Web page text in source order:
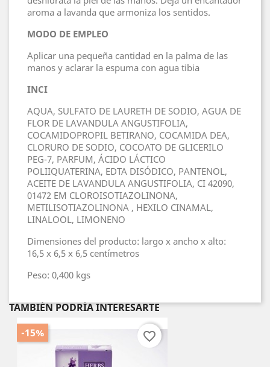
aroma a lavanda que armoniza los sentidos.
MODO DE EMPLEO
Aplicar una pequeña cantidad en la palma de las
manos y aclarar la espuma con agua tibia
INCI
AQUA, SULFATO DE LAURETH DE SODIO, AGUA DE
FLOR DE LAVANDULA ANGUSTIFOLIA,
COCAMIDOPROPIL BETIRANO, COCAMIDA DEA,
CLORURO DE SODIO, COCOATO DE GLICERILO
PEG-7, PARFUM, ÁCIDO LÁCTICO
POLIIQUATERINA, EDTA DISÓDICO, PANTENOL,
ACEITE DE LAVANDULA ANGUSTIFOLIA, CI 42090,
01472 EM CLOROISOTIAZOLINONA,
METILISOTIAZOLINONA , HEXILO CINAMAL,
LINALOOL, LIMONENO
Dimensiones del producto: largo x ancho x alto:
16,5 x 6,5 x 6,5 centímetros
Peso: 0,400 kgs
TAMBIÉN PODRÍA INTERESARTE
-15% favorite_border